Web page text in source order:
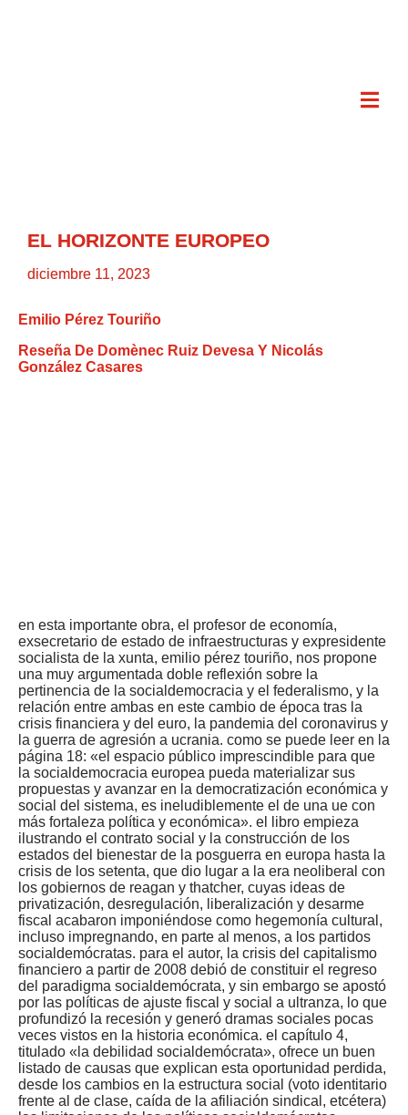
EL HORIZONTE EUROPEO
diciembre 11, 2023
Emilio Pérez Touriño
Reseña De Domènec Ruiz Devesa Y Nicolás
González Casares
en esta importante obra, el profesor de economía,
exsecretario de estado de infraestructuras y expresidente
socialista de la xunta, emilio pérez touriño, nos propone
una muy argumentada doble reflexión sobre la
pertinencia de la socialdemocracia y el federalismo, y la
relación entre ambas en este cambio de época tras la
crisis financiera y del euro, la pandemia del coronavirus y
la guerra de agresión a ucrania. como se puede leer en la
página 18: «el espacio público imprescindible para que
la socialdemocracia europea pueda materializar sus
propuestas y avanzar en la democratización económica y
social del sistema, es ineludiblemente el de una ue con
más fortaleza política y económica». el libro empieza
ilustrando el contrato social y la construcción de los
estados del bienestar de la posguerra en europa hasta la
crisis de los setenta, que dio lugar a la era neoliberal con
los gobiernos de reagan y thatcher, cuyas ideas de
privatización, desregulación, liberalización y desarme
fiscal acabaron imponiéndose como hegemonía cultural,
incluso impregnando, en parte al menos, a los partidos
socialdemócratas. para el autor, la crisis del capitalismo
financiero a partir de 2008 debió de constituir el regreso
del paradigma socialdemócrata, y sin embargo se apostó
por las políticas de ajuste fiscal y social a ultranza, lo que
profundizó la recesión y generó dramas sociales pocas
veces vistos en la historia económica. el capítulo 4,
titulado «la debilidad socialdemócrata», ofrece un buen
listado de causas que explican esta oportunidad perdida,
desde los cambios en la estructura social (voto identitario
frente al de clase, caída de la afiliación sindical, etcétera)